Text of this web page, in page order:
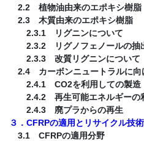
2.2 植物油由来のエポキシ樹脂
2.3 木質由来のエポキシ樹脂
2.3.1 リグニンについて
2.3.2 リグノフェノールの抽
2.3.3 改質リグニンについて
2.4 カーボンニュートラルに向
2.4.1 CO2を利用しての製造
2.4.2 再生可能エネルギーの
2.4.3 廃プラからの再生
３．CFRPの適用とリサイクル技術
3.1 CFRPの適用分野